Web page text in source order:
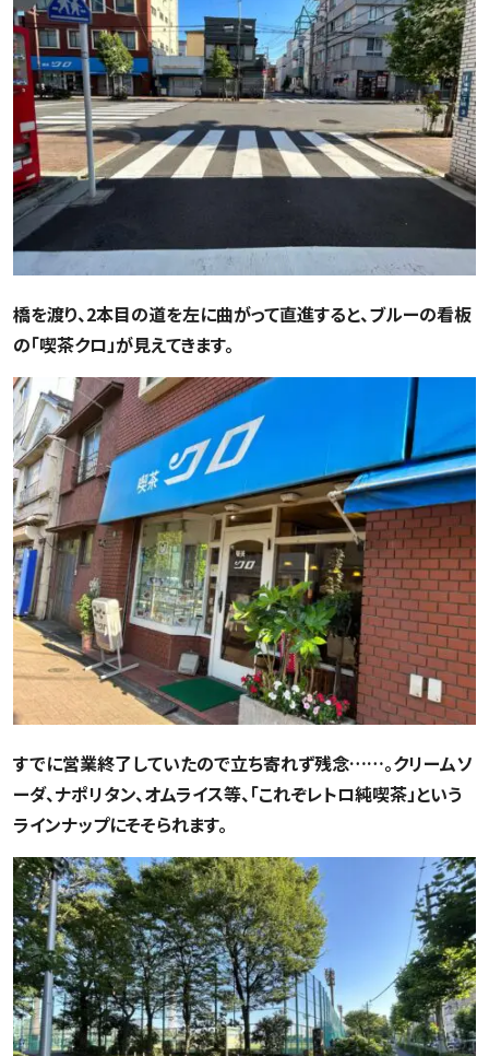
橋を渡り、2本目の道を左に曲がって直進すると、ブルーの看板
の「喫茶クロ」が見えてきます。
すでに営業終了していたので立ち寄れず残念……。クリームソ
ーダ、ナポリタン、オムライス等、「これぞレトロ純喫茶」という
ラインナップにそそられます。